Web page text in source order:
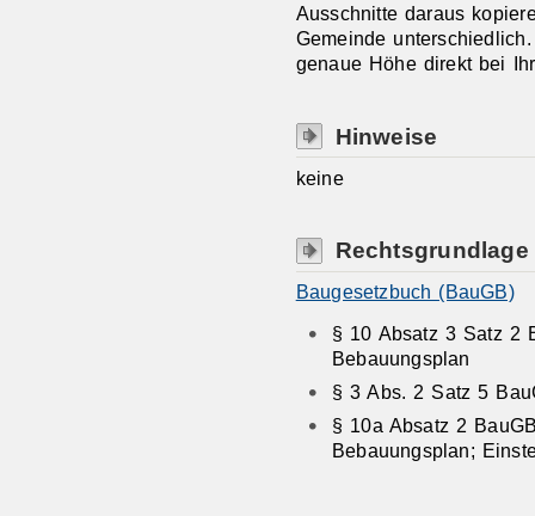
Ausschnitte daraus
Gemeinde
genaue Höhe direkt bei
Hinweise
keine
Rechtsgrundlage
Baugesetzbuch (BauGB)
§ 10 Absatz 3 Satz 2
Bebauungsplan
§ 3 Abs. 2 Satz 5
§ 10a Absatz 2
Bebauungsplan;